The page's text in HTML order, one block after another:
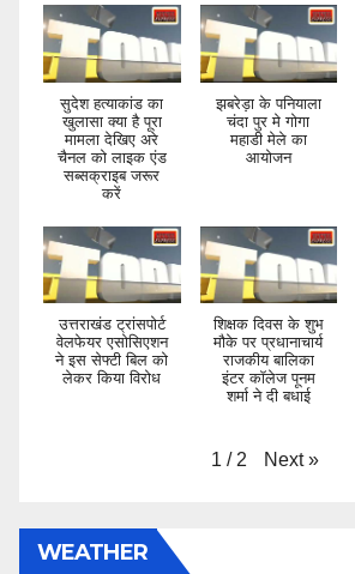
सुदेश हत्याकांड का
खुलासा क्या है पूरा
मामला देखिए अरे
चैनल को लाइक एंड
सब्सक्राइब जरूर
करें
झबरेड़ा के पनियाला
चंदा पुर मे गोगा
महाडी मेले का
आयोजन
उत्तराखंड ट्रांसपोर्ट
वेलफेयर एसोसिएशन
ने इस सेफ्टी बिल को
लेकर किया विरोध
शिक्षक दिवस के शुभ
मौके पर प्रधानाचार्य
राजकीय बालिका
इंटर कॉलेज पूनम
शर्मा ने दी बधाई
1 / 2 Next »
WEATHER